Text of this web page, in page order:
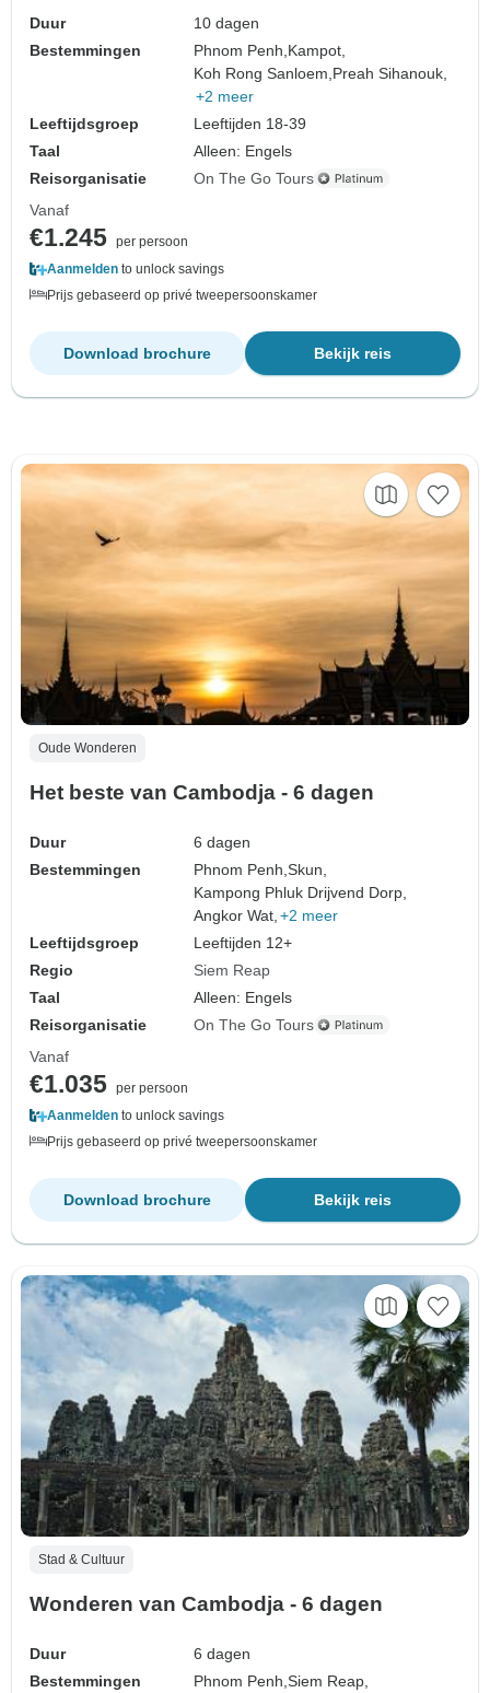
Duur
10 dagen
Bestemmingen
Phnom Penh, Kampot,
Koh Rong Sanloem, Preah Sihanouk,
+2 meer
Leeftijdsgroep
Leeftijden 18-39
Taal
Alleen: Engels
Reisorganisatie
On The Go Tours
Vanaf
€1.245 per persoon
Aanmelden to unlock savings
Prijs gebaseerd op privé tweepersoonskamer
Bekijk reis
Download brochure
Oude Wonderen
Het beste van Cambodja - 6 dagen
Duur
6 dagen
Bestemmingen
Phnom Penh,Skun,
Kampong Phluk Drijvend Dorp,
Angkor Wat, +2 meer
Leeftijdsgroep
Leeftijden 12+
Regio
Siem Reap
Taal
Alleen: Engels
Reisorganisatie
On The Go Tours
Vanaf
€1.035 per persoon
Aanmelden to unlock savings
Prijs gebaseerd op privé tweepersoonskamer
Bekijk reis
Download brochure
Stad & Cultuur
Wonderen van Cambodja - 6 dagen
Duur
6 dagen
Bestemmingen
Phnom Penh,Siem Reap,